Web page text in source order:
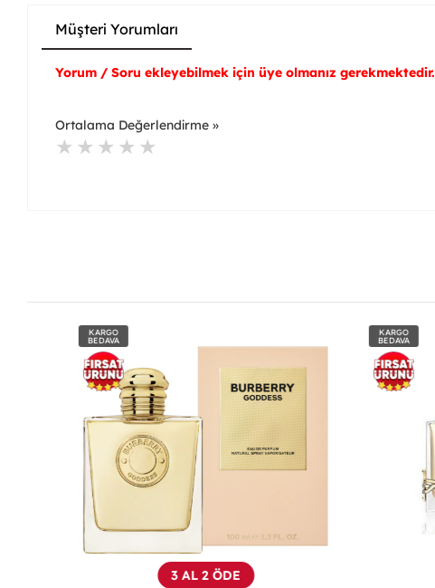
Müşteri Yorumları
Yorum / Soru ekleyebilmek için üye olmanız gerekmektedir.
Ortalama Değerlendirme »
3 AL 2 ÖDE